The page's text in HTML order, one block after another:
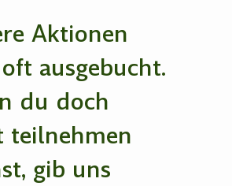
Aktionen
ausgebucht.
du doch
teilnehmen
gib uns